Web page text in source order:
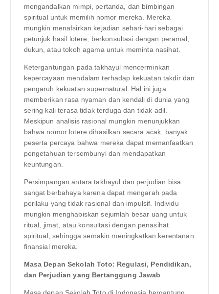
mengandalkan mimpi, pertanda, dan bimbingan
spiritual untuk memilih nomor mereka. Mereka
mungkin menafsirkan kejadian sehari-hari sebagai
petunjuk hasil lotere, berkonsultasi dengan peramal,
dukun, atau tokoh agama untuk meminta nasihat.
Ketergantungan pada takhayul mencerminkan
kepercayaan mendalam terhadap kekuatan takdir dan
pengaruh kekuatan supernatural. Hal ini juga
memberikan rasa nyaman dan kendali di dunia yang
sering kali terasa tidak terduga dan tidak adil.
Meskipun analisis rasional mungkin menunjukkan
bahwa nomor lotere dihasilkan secara acak, banyak
peserta percaya bahwa mereka dapat memanfaatkan
pengetahuan tersembunyi dan mendapatkan
keuntungan.
Persimpangan antara takhayul dan perjudian bisa
sangat berbahaya karena dapat mengarah pada
perilaku yang tidak rasional dan impulsif. Individu
mungkin menghabiskan sejumlah besar uang untuk
ritual, jimat, atau konsultasi dengan penasihat
spiritual, sehingga semakin meningkatkan kerentanan
finansial mereka.
Masa Depan Sekolah Toto: Regulasi, Pendidikan,
dan Perjudian yang Bertanggung Jawab